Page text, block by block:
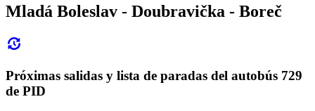
Mladá Boleslav - Doubravička - Boreč
Próximas salidas y lista de paradas del autobús 729
de PID